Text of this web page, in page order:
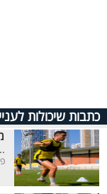
כתבות שיכולות